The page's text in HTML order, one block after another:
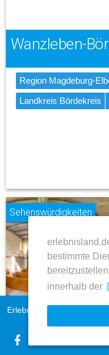
bestimmte
innerhalb der
Wanzleben-
Region Magdeburg-
Landkreis Bördekreis
Kirche St. Peter und Paul
Sehenswürdigkeiten
Erlebnisland Sachsen-Anhalt